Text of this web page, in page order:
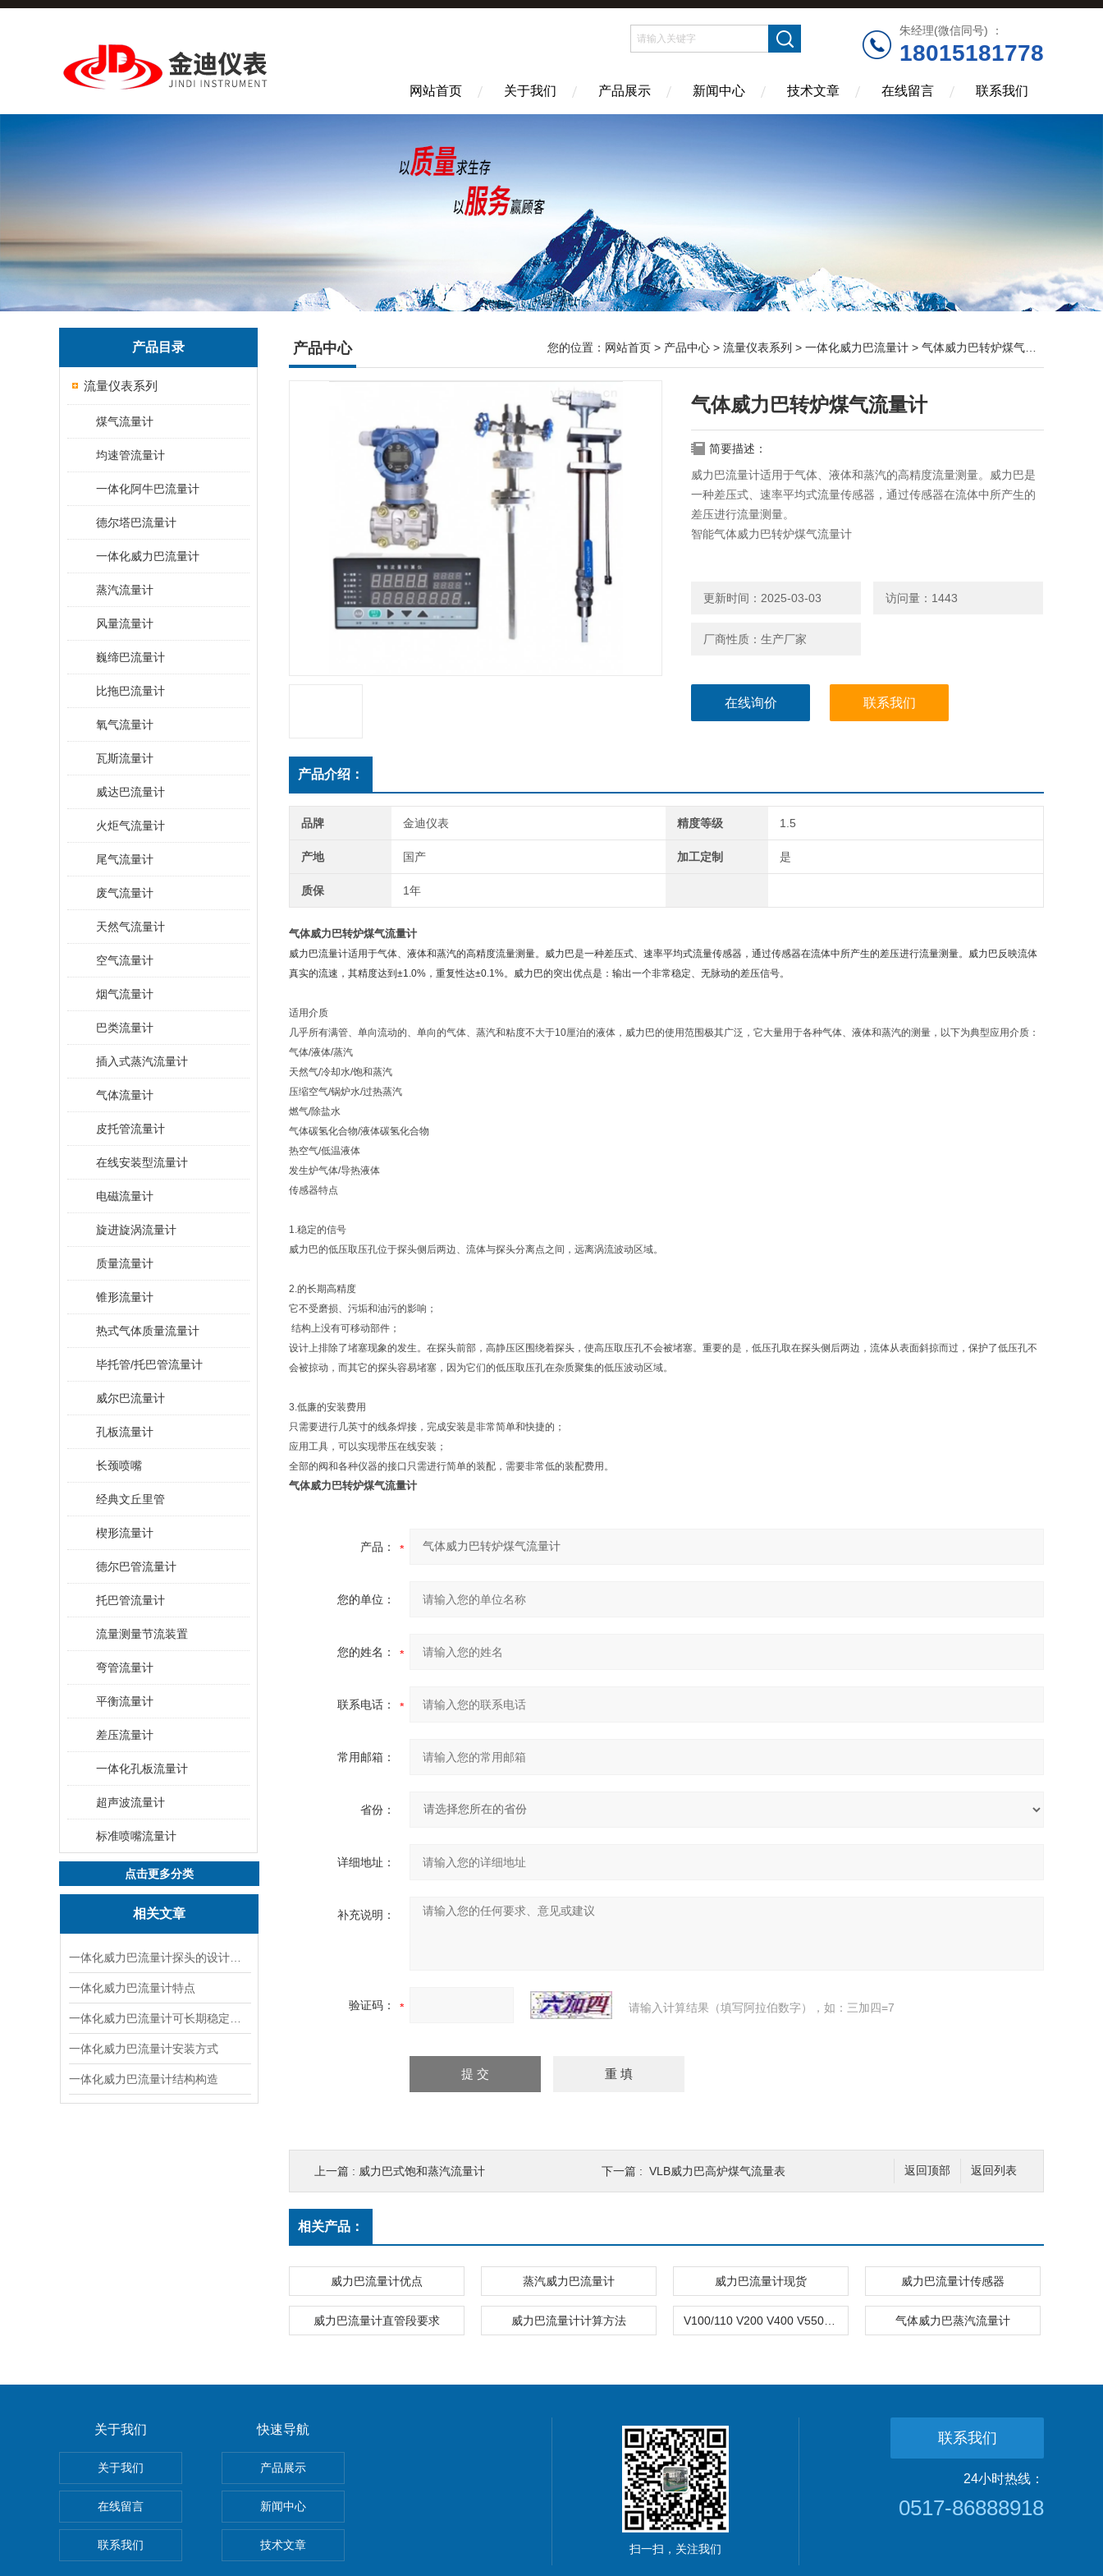
朱经理(微信同号) ：
18015181778
网站首页 关于我们 产品展示 新闻中心 技术文章 在线留言 联系我们
产品目录
流量仪表系列
煤气流量计
均速管流量计
一体化阿牛巴流量计
德尔塔巴流量计
一体化威力巴流量计
蒸汽流量计
风量流量计
巍缔巴流量计
比拖巴流量计
氧气流量计
瓦斯流量计
威达巴流量计
火炬气流量计
尾气流量计
废气流量计
天然气流量计
空气流量计
烟气流量计
巴类流量计
插入式蒸汽流量计
气体流量计
皮托管流量计
在线安装型流量计
电磁流量计
旋进旋涡流量计
质量流量计
锥形流量计
热式气体质量流量计
毕托管/托巴管流量计
威尔巴流量计
孔板流量计
长颈喷嘴
经典文丘里管
楔形流量计
德尔巴管流量计
托巴管流量计
流量测量节流装置
弯管流量计
平衡流量计
差压流量计
一体化孔板流量计
超声波流量计
标准喷嘴流量计
点击更多分类
相关文章
一体化威力巴流量计特点
一体化威力巴流量计安装方式
一体化威力巴流量计结构构造
产品中心 您的位置： 网站首页 > 产品中心 > 流量仪表系列 > 一体化威力巴流量计 > 气体威力巴转炉煤气流量计
气体威力巴转炉煤气流量计
简要描述：
威力巴流量计适用于气体、液体和蒸汽的高精度流量测量。威力巴是
一种差压式、速率平均式流量传感器，通过传感器在流体中所产生的
差压进行流量测量。
智能气体威力巴转炉煤气流量计
更新时间：2025-03-03 访问量：1443
厂商性质：生产厂家
在线询价 联系我们
产品介绍：
品牌 金迪仪表 精度等级 1.5
产地 国产 加工定制 是
质保 1年
气体威力巴转炉煤气流量计
威力巴流量计适用于气体、液体和蒸汽的高精度流量测量。威力巴是一种差压式、速率平均式流量传感器，通过传感器在流体中所产生的差压进行流量测量。威力巴反映流体
真实的流速，其精度达到±1.0%，重复性达±0.1%。威力巴的突出优点是：输出一个非常稳定、无脉动的差压信号。
适用介质
几乎所有满管、单向流动的、单向的气体、蒸汽和粘度不大于10厘泊的液体，威力巴的使用范围极其广泛，它大量用于各种气体、液体和蒸汽的测量，以下为典型应用介质：
气体/液体/蒸汽
天然气/冷却水/饱和蒸汽
压缩空气/锅炉水/过热蒸汽
燃气/除盐水
气体碳氢化合物/液体碳氢化合物
热空气/低温液体
发生炉气体/导热液体
传感器特点
1.稳定的信号
威力巴的低压取压孔位于探头侧后两边、流体与探头分离点之间，远离涡流波动区域。
2.的长期高精度
它不受磨损、污垢和油污的影响；
结构上没有可移动部件；
设计上排除了堵塞现象的发生。在探头前部，高静压区围绕着探头，使高压取压孔不会被堵塞。重要的是，低压孔取在探头侧后两边，流体从表面斜掠而过，保护了低压孔不
会被掠动，而其它的探头容易堵塞，因为它们的低压取压孔在杂质聚集的低压波动区域。
3.低廉的安装费用
只需要进行几英寸的线条焊接，完成安装是非常简单和快捷的；
应用工具，可以实现带压在线安装；
全部的阀和各种仪器的接口只需进行简单的装配，需要非常低的装配费用。
气体威力巴转炉煤气流量计
产品：
您的单位：
您的姓名：
联系电话：
常用邮箱：
省份：
详细地址：
补充说明：
验证码： 请输入计算结果（填写阿拉伯数字），如：三加四=7
返回列表
返回顶部
上一篇 : 威力巴式饱和蒸汽流量计 下一篇 : VLB威力巴高炉煤气流量表
相关产品：
威力巴流量计优点 蒸汽威力巴流量计 威力巴流量计现货 威力巴流量计传感器
威力巴流量计直管段要求 威力巴流量计计算方法 气体威力巴蒸汽流量计
关于我们
关于我们
在线留言
联系我们
快速导航
产品展示
新闻中心
技术文章 扫一扫，关注我们
联系我们
24小时热线：
0517-86888918